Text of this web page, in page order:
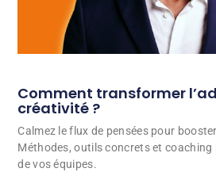
Comment transformer
créativité ?
Calmez le flux de pensées pour
Méthodes, outils concrets et coaching
de vos équipes.